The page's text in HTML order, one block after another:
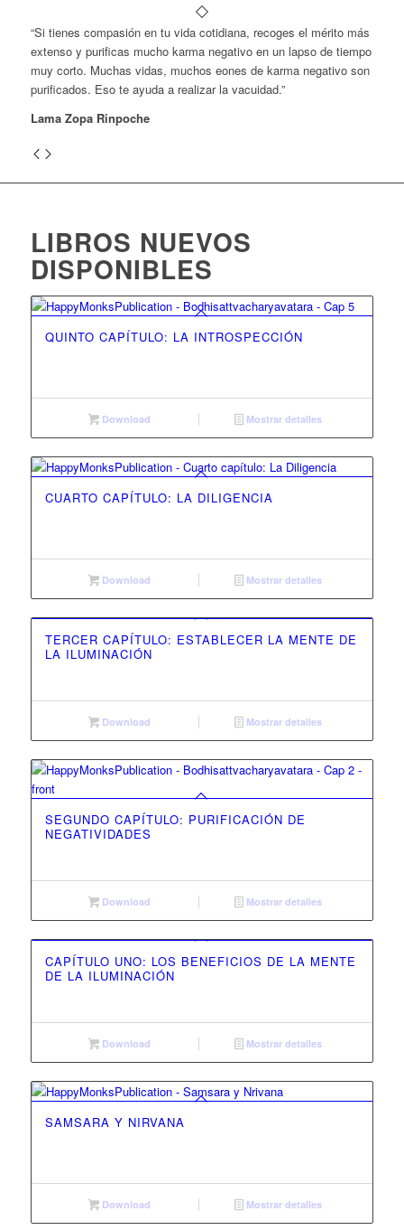
“Si tienes compasión en tu vida cotidiana, recoges el mérito más
extenso y purificas mucho karma negativo en un lapso de tiempo
muy corto. Muchas vidas, muchos eones de karma negativo son
purificados. Eso te ayuda a realizar la vacuidad.”
Lama Zopa Rinpoche
LIBROS NUEVOS
DISPONIBLES
QUINTO CAPÍTULO: LA INTROSPECCIÓN
Download Mostrar detalles
CUARTO CAPÍTULO: LA DILIGENCIA
Download Mostrar detalles
TERCER CAPÍTULO: ESTABLECER LA MENTE DE
LA ILUMINACIÓN
Download Mostrar detalles
SEGUNDO CAPÍTULO: PURIFICACIÓN DE
NEGATIVIDADES
Download Mostrar detalles
CAPÍTULO UNO: LOS BENEFICIOS DE LA MENTE
DE LA ILUMINACIÓN
Download Mostrar detalles
SAMSARA Y NIRVANA
Download Mostrar detalles